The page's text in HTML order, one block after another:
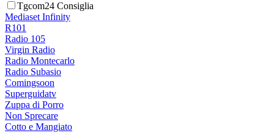
Tgcom24 Consiglia
Mediaset Infinity
R101
Radio 105
Virgin Radio
Radio Montecarlo
Radio Subasio
Comingsoon
Superguidatv
Zuppa di Porro
Non Sprecare
Cotto e Mangiato